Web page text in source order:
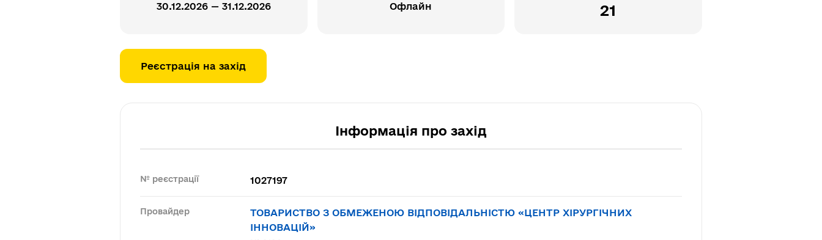
30.12.2026 — 31.12.2026 Офлайн 21
Реєстрація на захід
Інформація про захід
№ реєстрації 1027197
Провайдер
ТОВАРИСТВО З ОБМЕЖЕНОЮ ВІДПОВІДАЛЬНІСТЮ «ЦЕНТР ХІРУРГІЧНИХ
ІННОВАЦІЙ»